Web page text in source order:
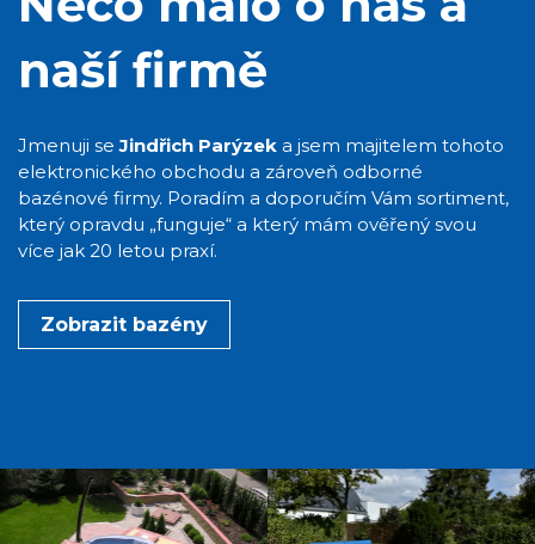
naší firmě
Jmenuji seJindřich Parýzek a jsem majitelem tohoto
elektronického obchodu a zároveň odborné
bazénové firmy. Poradím a doporučím Vám sortiment,
který opravdu „funguje“ a který mám ověřený svou
více jak 20 letou praxí.
Zobrazit bazény